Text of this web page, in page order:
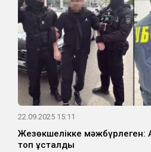
22.09.2025 15:11
Жезөкшелікке мәжбүрлеген:
топ ұсталды